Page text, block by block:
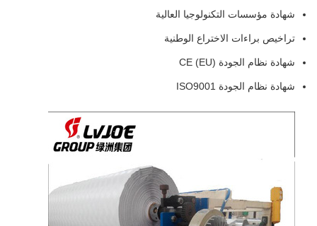
شهادة مؤسسات التكنولوجيا العالية
تراخيص براءات الاختراع الوطنية
شهادة نظام الجودة CE (EU)
شهادة نظام الجودة ISO9001